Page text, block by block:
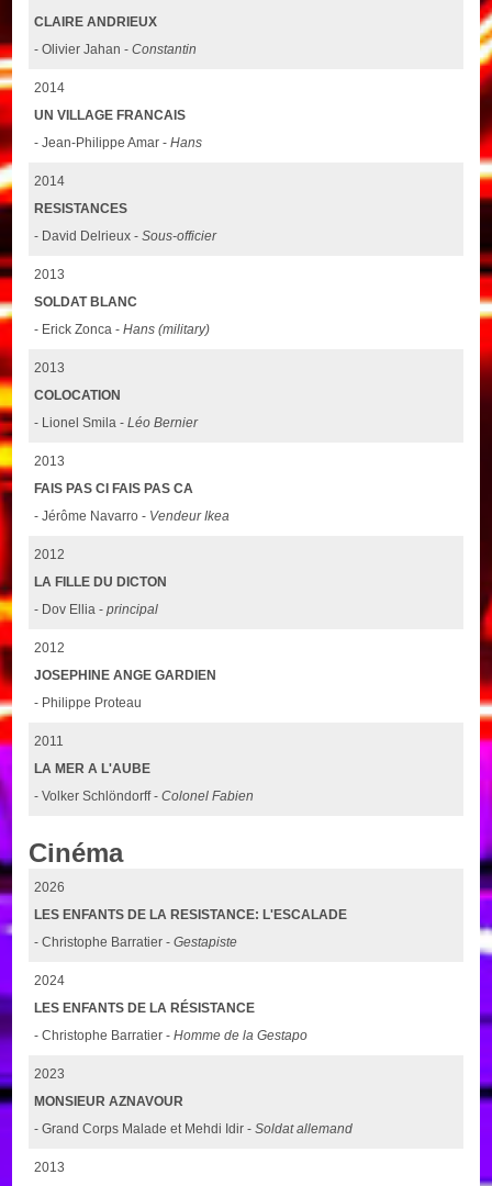
CLAIRE ANDRIEUX
- Olivier Jahan -Constantin
2014
UN VILLAGE FRANCAIS
- Jean-Philippe Amar -Hans
2014
RESISTANCES
- David Delrieux -Sous-officier
2013
SOLDAT BLANC
- Erick Zonca -Hans (military)
2013
COLOCATION
- Lionel Smila -Léo Bernier
2013
FAIS PAS CI FAIS PAS CA
- Jérôme Navarro - Vendeur Ikea
2012
LA FILLE DU DICTON
- Dov Ellia -principal
2012
JOSEPHINE ANGE GARDIEN
- Philippe Proteau
2011
LA MER A L'AUBE
- Volker Schlöndorff -Colonel Fabien
Cinéma
2026
LES ENFANTS DE LA RESISTANCE: L'ESCALADE
- Christophe Barratier -Gestapiste
2024
LES ENFANTS DE LA RÉSISTANCE
- Christophe Barratier -Homme de la Gestapo
2023
MONSIEUR AZNAVOUR
- Grand Corps Malade et Mehdi Idir -Soldat allemand
2013